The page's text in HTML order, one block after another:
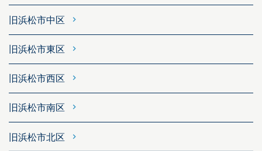
旧浜松市中区
旧浜松市東区
旧浜松市西区
旧浜松市南区
旧浜松市北区